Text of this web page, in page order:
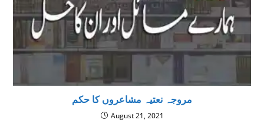
مروجہ نعتیہ مشاعروں کا حکم
August 21, 2021